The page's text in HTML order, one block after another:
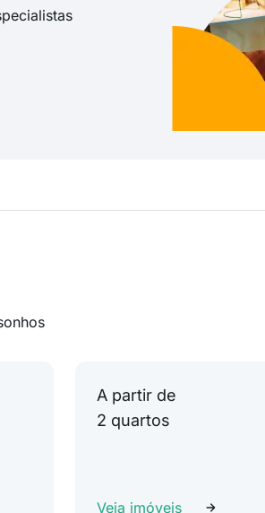
A partir de
2 quartos
Veja imóveis